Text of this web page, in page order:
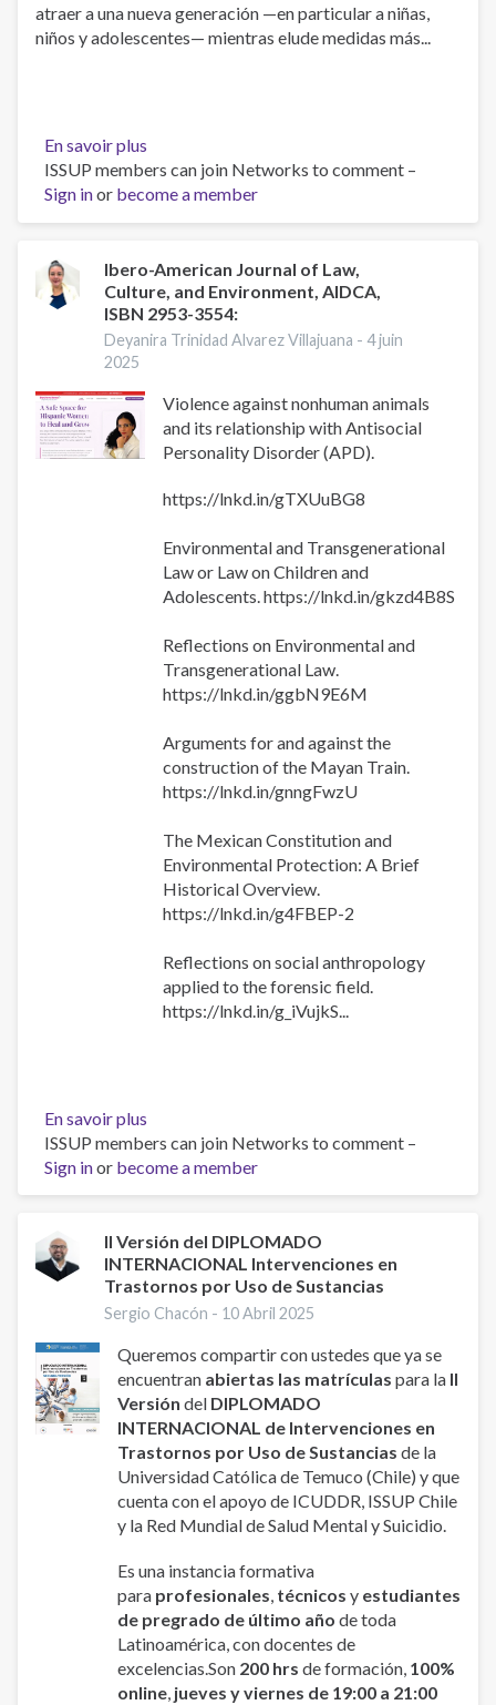
atraer a una nueva generación —en particular a niñas,
niños y adolescentes— mientras elude medidas más...
En savoir plus
Día
Mundial
Sin
2026:
Desenmascarar
el
atractivo
adicción
nicotina
tabaco
ISSUP members can join Networks to comment –
Sign inor become a member
Ibero-American Journal of Law,
Culture, and Environment, AIDCA,
ISBN 2953-3554:
Deyanira Trinidad Alvarez Villajuana -4 juin
2025
Violence against nonhuman animals
and its relationship with Antisocial
Personality Disorder (APD).
https://lnkd.in/gTXUuBG8
Environmental and Transgenerational
Law or Law on Children and
Adolescents. https://lnkd.in/gkzd4B8S
Reflections on Environmental and
Transgenerational Law.
https://lnkd.in/ggbN9E6M
Arguments for and against the
construction of the Mayan Train.
https://lnkd.in/gnngFwzU
The Mexican Constitution and
Environmental Protection: A Brief
Historical Overview.
https://lnkd.in/g4FBEP-2
Reflections on social anthropology
applied to the forensic field.
https://lnkd.in/g_iVujkS...
En savoir plus
Ibero-
American
Journal
Law,
Culture,
and
Environment,
ISBN
2953-
3554:
ISSUP members can join Networks to comment –
Sign inor become a member
II Versión del DIPLOMADO
INTERNACIONAL Intervenciones en
Trastornos por Uso de Sustancias
Sergio Chacón - 10 Abril 2025
Queremos compartir con ustedes que ya se
encuentran abiertas las matrículas para la II
Versión del DIPLOMADO
INTERNACIONAL de Intervenciones en
Trastornos por Uso de Sustancias de la
Universidad Católica de Temuco (Chile) y que
cuenta con el apoyo de ICUDDR, ISSUP Chile
y la Red Mundial de Salud Mental y Suicidio.
Es una instancia formativa
para profesionales, técnicos y estudiantes
de pregrado de último año de toda
Latinoamérica, con docentes de
excelencias.Son 200 hrs de formación, 100%
online, jueves y viernes de 19:00 a 21:00